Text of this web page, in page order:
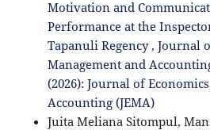
Motivation and
Performance at the
Tapanuli Regency, Journal
Management and
(2026): Journal of
Accounting (JEMA)
Juita Meliana Sitompul,